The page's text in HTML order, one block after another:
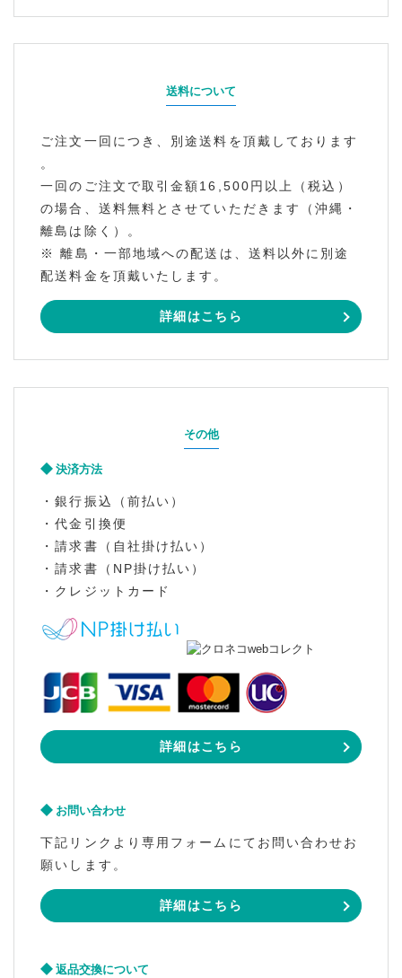
送料について
ご注文一回につき、別途送料を頂戴しております
。
一回のご注文で取引金額16,500円以上（税込）
の場合、送料無料とさせていただきます（沖縄・
離島は除く）。
※ 離島・一部地域への配送は、送料以外に別途
配送料金を頂戴いたします。
詳細はこちら
その他
決済方法
・銀行振込（前払い）
・代金引換便
・請求書（自社掛け払い）
・請求書（NP掛け払い）
・クレジットカード
詳細はこちら
お問い合わせ
下記リンクより専用フォームにてお問い合わせお
願いします。
詳細はこちら
返品交換について